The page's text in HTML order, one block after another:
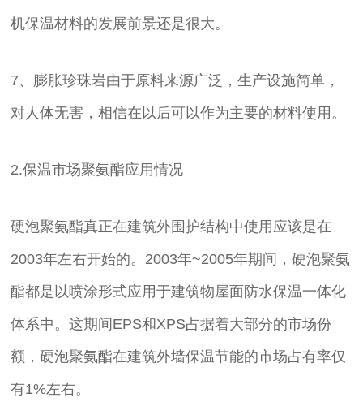
机保温材料的发展前景还是很大。
7、膨胀珍珠岩由于原料来源广泛，生产设施简单，
对人体无害，相信在以后可以作为主要的材料使用。
2.保温市场聚氨酯应用情况
硬泡聚氨酯真正在建筑外围护结构中使用应该是在
2003年左右开始的。2003年~2005年期间，硬泡聚氨
酯都是以喷涂形式应用于建筑物屋面防水保温一体化
体系中。这期间EPS和XPS占据着大部分的市场份
额，硬泡聚氨酯在建筑外墙保温节能的市场占有率仅
有1%左右。